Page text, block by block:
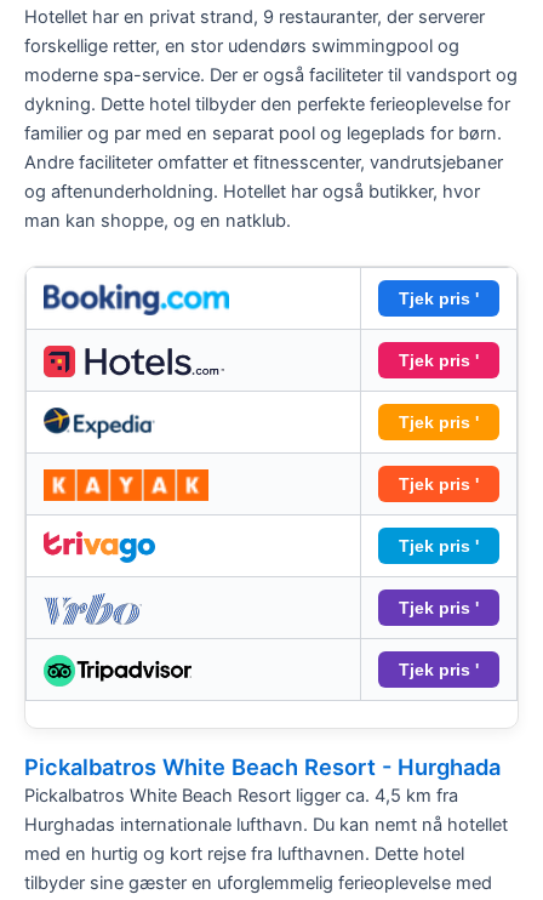
Hotellet har en privat strand, 9 restauranter, der serverer
forskellige retter, en stor udendørs swimmingpool og
moderne spa-service. Der er også faciliteter til vandsport og
dykning. Dette hotel tilbyder den perfekte ferieoplevelse for
familier og par med en separat pool og legeplads for børn.
Andre faciliteter omfatter et fitnesscenter, vandrutsjebaner
og aftenunderholdning. Hotellet har også butikker, hvor
man kan shoppe, og en natklub.
Tjek pris '
Tjek pris '
Tjek pris '
Tjek pris '
Tjek pris '
Tjek pris '
Tjek pris '
Pickalbatros White Beach Resort - Hurghada
Pickalbatros White Beach Resort ligger ca. 4,5 km fra
Hurghadas internationale lufthavn. Du kan nemt nå hotellet
med en hurtig og kort rejse fra lufthavnen. Dette hotel
tilbyder sine gæster en uforglemmelig ferieoplevelse med